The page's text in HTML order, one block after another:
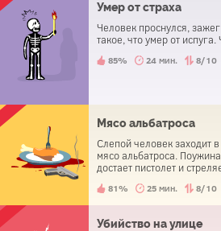
Умер от страха
Человек проснулся,
такое, что умер от испуга.
85% 24 мин. 8/10
Мясо альбатроса
Слепой человек заходит
мясо альбатроса.
достает пистолет и
81% 25 мин. 8/10
Убийство на улице